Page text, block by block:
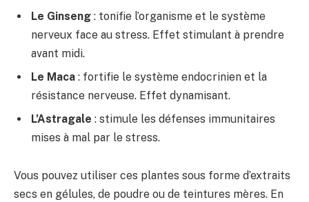
Le Ginseng : tonifie l’organisme et le système
nerveux face au stress. Effet stimulant à prendre
avant midi.
Le Maca : fortifie le système endocrinien et la
résistance nerveuse. Effet dynamisant.
L’Astragale : stimule les défenses immunitaires
mises à mal par le stress.
Vous pouvez utiliser ces plantes sous forme d’extraits
secs en gélules, de poudre ou de teintures mères. En